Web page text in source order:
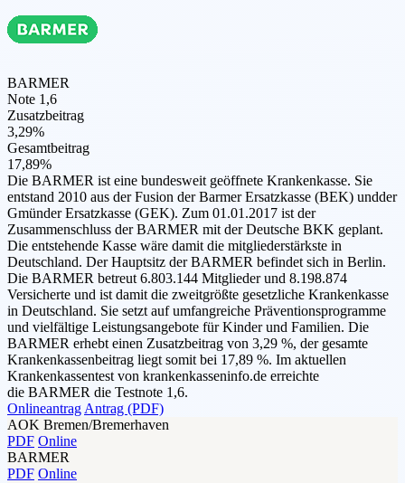
BARMER
Note 1,6
Zusatzbeitrag
3,29%
Gesamtbeitrag
17,89%
Die BARMER ist eine bundesweit geöffnete Krankenkasse. Sie
entstand 2010 aus der Fusion der Barmer Ersatzkasse (BEK) undder
Gmünder Ersatzkasse (GEK). Zum 01.01.2017 ist der
Zusammenschluss der BARMER mit der Deutsche BKK geplant.
Die entstehende Kasse wäre damit die mitgliederstärkste in
Deutschland. Der Hauptsitz der BARMER befindet sich in Berlin.
Die BARMER betreut 6.803.144 Mitglieder und 8.198.874
Versicherte und ist damit die zweitgrößte gesetzliche Krankenkasse
in Deutschland. Sie setzt auf umfangreiche Präventionsprogramme
und vielfältige Leistungsangebote für Kinder und Familien. Die
BARMER erhebt einen Zusatzbeitrag von 3,29 %, der gesamte
Krankenkassenbeitrag liegt somit bei 17,89 %. Im aktuellen
Krankenkassentest von krankenkasseninfo.de erreichte
die BARMER die Testnote 1,6.
Onlineantrag Antrag (PDF)
AOK Bremen/Bremerhaven
PDF Online
BARMER
PDF Online